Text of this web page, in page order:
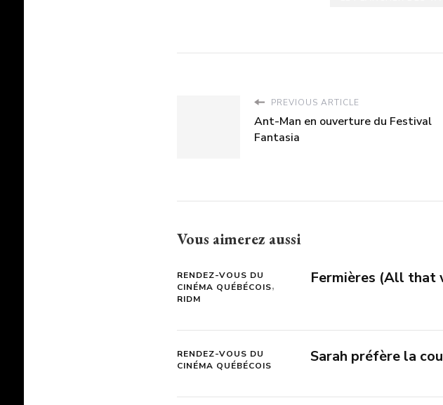
PREVIOUS ARTICLE
Ant-Man en ouverture du Festival
Fantasia
Vous aimerez aussi
RENDEZ-VOUS DU
CINÉMA QUÉBÉCOIS
RIDM
Fermières (All that
RENDEZ-VOUS DU
CINÉMA QUÉBÉCOIS
Sarah préfère la